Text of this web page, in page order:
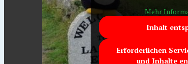
Mehr
Inhalt
Erforderlichen
und Inhalte